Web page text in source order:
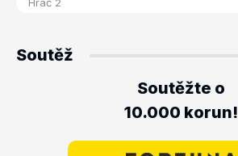
Soutěž
Soutěžte o
10.000 korun!